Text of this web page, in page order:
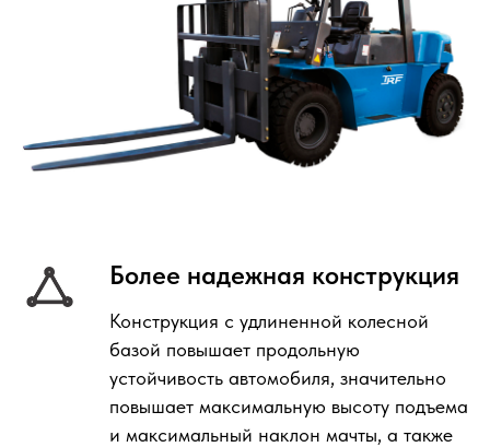
Более надежная конструкция
Конструкция с удлиненной колесной
базой повышает продольную
устойчивость автомобиля, значительно
повышает максимальную высоту подъема
и максимальный наклон мачты, а также